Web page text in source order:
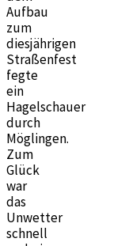
Aufbau
zum
diesjährigen
Straßenfest
fegte
ein
Hagelschauer
durch
Möglingen.
Zum
Glück
war
das
Unwetter
schnell